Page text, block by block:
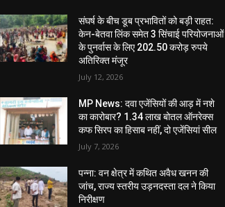
संघर्ष के बीच डूब प्रभावितों को बड़ी राहत:
केन-बेतवा लिंक समेत 3 सिंचाई परियोजनाओं
के पुनर्वास के लिए 202.50 करोड़ रुपये
अतिरिक्त मंजूर
July 12, 2026
MP News: दवा एजेंसियों की आड़ में नशे
का कारोबार? 1.34 लाख बोतल ऑनरेक्स
कफ सिरप का हिसाब नहीं, दो एजेंसियां सील
July 7, 2026
पन्ना: वन क्षेत्र में कथित अवैध खनन की
जांच, राज्य स्तरीय उड़नदस्ता दल ने किया
निरीक्षण